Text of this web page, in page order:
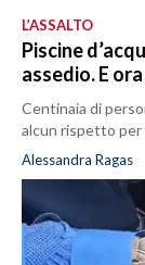
L’ASSALTO
Piscine
assedio. E
Centinaia di
alcun rispetto
Alessandra Ragas